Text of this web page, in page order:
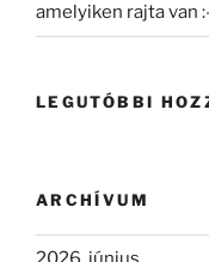
amelyiken rajta van
LEGUTÓBBI
ARCHÍVUM